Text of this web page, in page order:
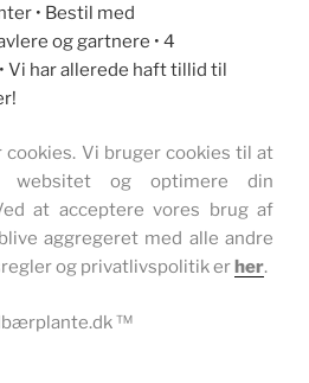
• Bestil med
og gartnere • 4
Vi har allerede haft tillid til
Vi bruger cookies til at
websitet og optimere din
at acceptere vores brug af
aggregeret med alle andre
og privatlivspolitik erher.
™